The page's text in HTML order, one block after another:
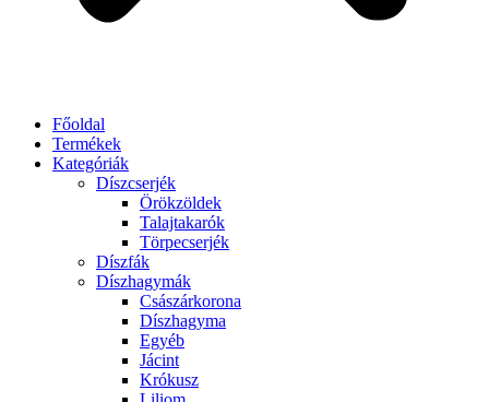
Főoldal
Termékek
Kategóriák
Díszcserjék
Örökzöldek
Talajtakarók
Törpecserjék
Díszfák
Díszhagymák
Császárkorona
Díszhagyma
Egyéb
Jácint
Krókusz